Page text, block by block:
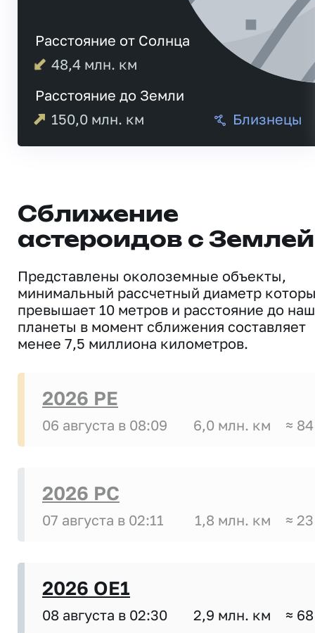
Расстояние от Солнца
48,4 млн. км
Расстояние до Земли
150,0 млн. км Близнецы
Сближение
астероидов с Землей
Представлены околоземные объекты,
минимальный рассчетный диаметр
превышает 10 метров и расстояние до
планеты в момент сближения составляет
менее 7,5 миллиона километров.
2026 PE
06 августа в 08:09 6,0 млн. км ≈
2026 PC
07 августа в 02:11 1,8 млн. км ≈
2026 OE1
08 августа в 02:30 2,9 млн. км ≈